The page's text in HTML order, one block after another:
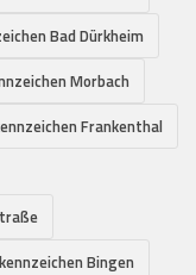
Bad Dürkheim
Morbach
Frankenthal
Bingen